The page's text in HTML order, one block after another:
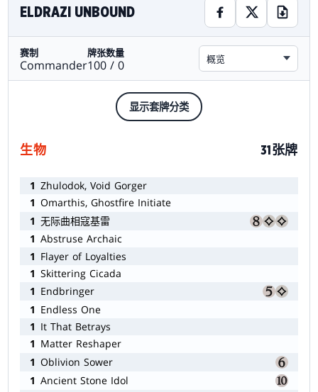
ELDRAZI UNBOUND
赛制
Commander
牌张数量
100 / 0 概览
显示套牌分类
生物 31张牌
1 Zhulodok, Void Gorger
1 Omarthis, Ghostfire Initiate
1 无际曲相寇基雷
1 Abstruse Archaic
1 Flayer of Loyalties
1 Skittering Cicada
1 Endbringer
1 Endless One
1 It That Betrays
1 Matter Reshaper
1 Oblivion Sower
1 Ancient Stone Idol